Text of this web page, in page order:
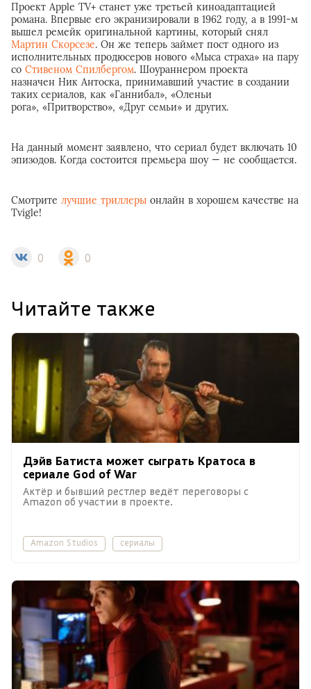
Проект Apple TV+ станет уже третьей киноадаптацией
романа. Впервые его экранизировали в 1962 году, а в 1991-м
вышел ремейк оригинальной картины, который снял
Мартин Скорсезе. Он же теперь займет пост одного из
исполнительных продюсеров нового «Мыса страха» на пару
со Стивеном Спилбергом. Шоураннером проекта
назначен Ник Антоска, принимавший участие в создании
таких сериалов, как «Ганнибал», «Оленьи
рога», «Притворство», «Друг семьи» и других.
На данный момент заявлено, что сериал будет включать 10
эпизодов. Когда состоится премьера шоу — не сообщается.
Смотрите лучшие триллеры онлайн в хорошем качестве на
Tvigle!
0 0
Читайте также
Дэйв Батиста может сыграть Кратоса в
сериале God of War
Актёр и бывший рестлер ведёт переговоры с
Amazon об участии в проекте.
Amazon Studios сериалы